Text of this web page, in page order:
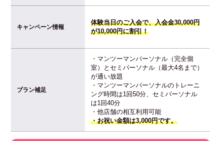
キャンペーン情報
体験当日のご入会で、入会金30,000円
が10,000円に割引！
プラン補足
・マンツーマンパーソナル（完全個
室）とセミパーソナル（最大4名まで）
が通い放題
・マンツーマンパーソナルのトレーニ
ング時間は1回50分、セミパーソナル
は1回40分
・他店舗の相互利用可能
・お祝い金額は3,000円です。